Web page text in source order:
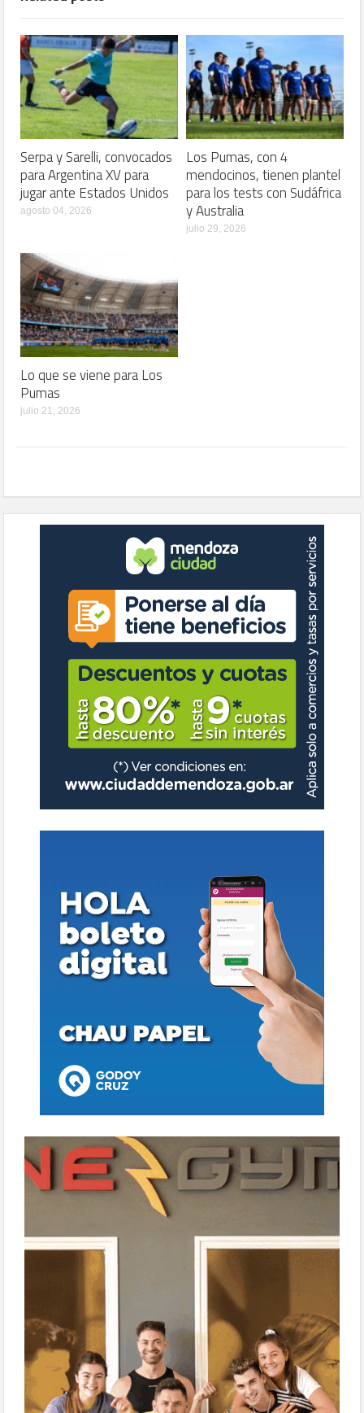
Serpa y Sarelli, convocados
para Argentina XV para
jugar ante Estados Unidos
agosto 04, 2026
Los Pumas, con 4
mendocinos, tienen plantel
para los tests con Sudáfrica
y Australia
julio 29, 2026
Lo que se viene para Los
Pumas
julio 21, 2026